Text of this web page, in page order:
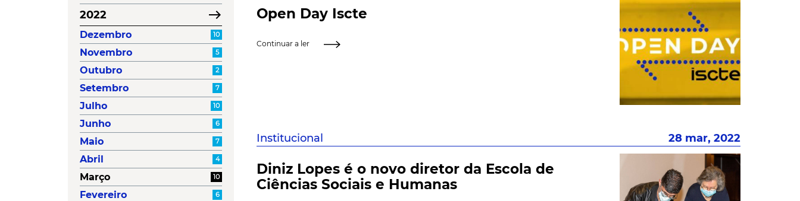
2022
east
Dezembro 10
Novembro 5
Outubro 2
Setembro 7
Julho 10
Junho 6
Maio 7
Abril 4
Março 10
Fevereiro 6
Open Day Iscte
Continuar a ler
Institucional 28 mar, 2022
Diniz Lopes é o novo diretor da Escola de
Ciências Sociais e Humanas